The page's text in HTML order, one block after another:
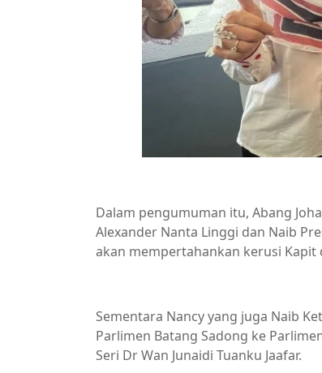
Dalam pengumuman itu, Abang
Alexander Nanta Linggi dan Naib
akan mempertahankan kerusi Kapit
Sementara Nancy yang juga Naib
Parlimen Batang Sadong ke
Seri Dr Wan Junaidi Tuanku Jaafar.